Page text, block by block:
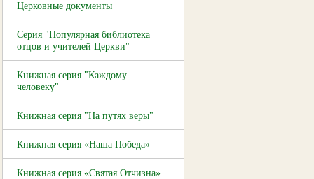
Церковные документы
Серия "Популярная библиотека
отцов и учителей Церкви"
Книжная серия "Каждому
человеку"
Книжная серия "На путях веры"
Книжная серия «Наша Победа»
Книжная серия «Святая Отчизна»